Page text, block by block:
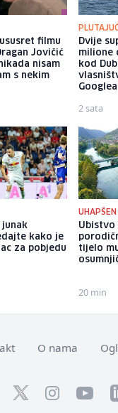
filmu
Jovičić
nisam
s nekim
Dvije
milione
kod
Googlea
2 sata
junak
kako je
za pobjedu
UHAPŠEN
Ubistvo
tijelo
20 min
O nama
TwitterInstagramYouTube